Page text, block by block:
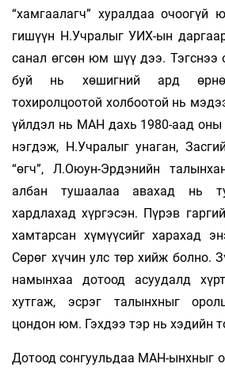
“хамгаалагч” хуралдаа
гишүүн Н.Учралыг УИХ-ын
санал өгсөн юм шүү дээ. Тэгснээ
буй нь хөшигний ард
тохиролцоотой холбоотой нь
үйлдэл нь МАН дахь 1980-аад оны
нэгдэж, Н.Учралыг унаган,
“өгч”, Л.Оюун-Эрдэнийн
албан тушаалаа авахад нь
хардлахад хүргэсэн. Пүрэв
хамтарсан хүмүүсийг харахад
Сөрөг хүчин улс төр хийж болно.
намынхаа дотоод асуудалд
хутгаж, эсрэг талынхныг
цондон юм. Гэхдээ тэр нь хэдийн
Дотоод сонгуульдаа МАН-ынхныг